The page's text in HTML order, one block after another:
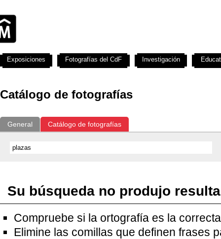
Catálogo de fotografías
General Catálogo de fotografías
Su búsqueda no produjo
Compruebe si la ortografía es la
Elimine las comillas que definen frases
Exposiciones Fotografías del CdF Investigación